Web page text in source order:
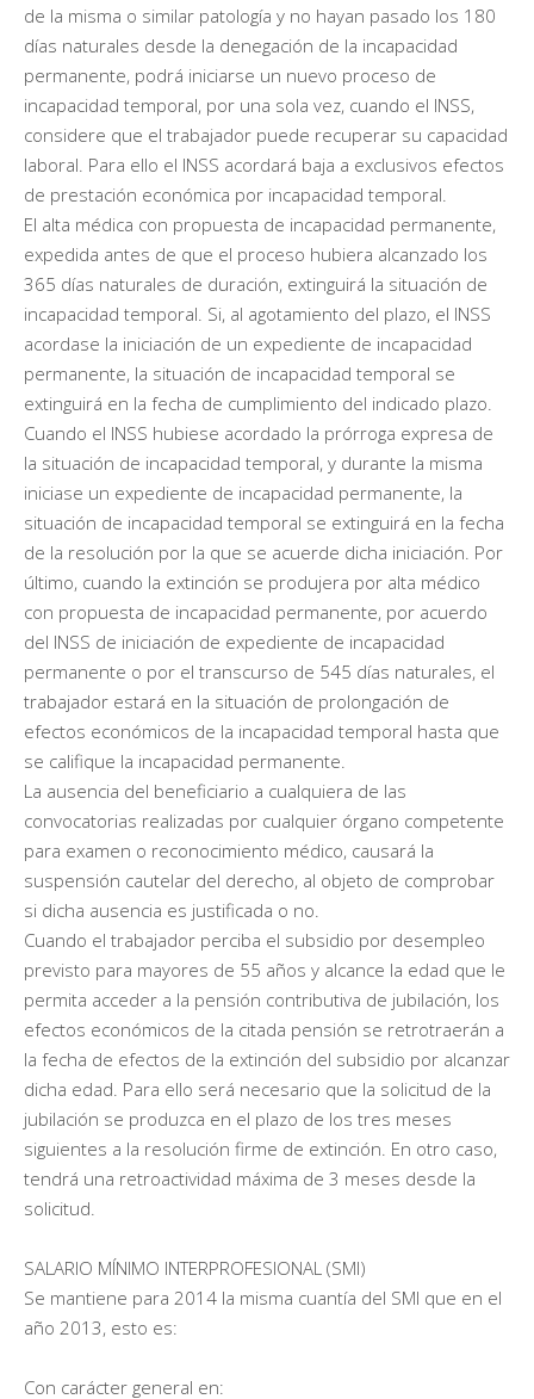
de la misma o similar patología y no hayan pasado los 180
días naturales desde la denegación de la incapacidad
permanente, podrá iniciarse un nuevo proceso de
incapacidad temporal, por una sola vez, cuando el INSS,
considere que el trabajador puede recuperar su capacidad
laboral. Para ello el INSS acordará baja a exclusivos efectos
de prestación económica por incapacidad temporal.
El alta médica con propuesta de incapacidad permanente,
expedida antes de que el proceso hubiera alcanzado los
365 días naturales de duración, extinguirá la situación de
incapacidad temporal. Si, al agotamiento del plazo, el INSS
acordase la iniciación de un expediente de incapacidad
permanente, la situación de incapacidad temporal se
extinguirá en la fecha de cumplimiento del indicado plazo.
Cuando el INSS hubiese acordado la prórroga expresa de
la situación de incapacidad temporal, y durante la misma
iniciase un expediente de incapacidad permanente, la
situación de incapacidad temporal se extinguirá en la fecha
de la resolución por la que se acuerde dicha iniciación. Por
último, cuando la extinción se produjera por alta médico
con propuesta de incapacidad permanente, por acuerdo
del INSS de iniciación de expediente de incapacidad
permanente o por el transcurso de 545 días naturales, el
trabajador estará en la situación de prolongación de
efectos económicos de la incapacidad temporal hasta que
se califique la incapacidad permanente.
La ausencia del beneficiario a cualquiera de las
convocatorias realizadas por cualquier órgano competente
para examen o reconocimiento médico, causará la
suspensión cautelar del derecho, al objeto de comprobar
si dicha ausencia es justificada o no.
Cuando el trabajador perciba el subsidio por desempleo
previsto para mayores de 55 años y alcance la edad que le
permita acceder a la pensión contributiva de jubilación, los
efectos económicos de la citada pensión se retrotraerán a
la fecha de efectos de la extinción del subsidio por alcanzar
dicha edad. Para ello será necesario que la solicitud de la
jubilación se produzca en el plazo de los tres meses
siguientes a la resolución firme de extinción. En otro caso,
tendrá una retroactividad máxima de 3 meses desde la
solicitud.
SALARIO MÍNIMO INTERPROFESIONAL (SMI)
Se mantiene para 2014 la misma cuantía del SMI que en el
año 2013, esto es:
Con carácter general en: